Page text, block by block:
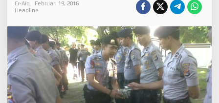
t
i
m
G
e
l
a
r
P
Cr-Aiq
Februari 19, 2016
Headline